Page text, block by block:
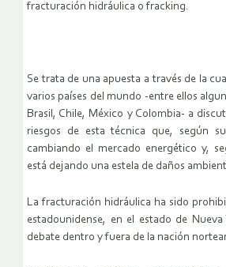
fracturación hidráulica o fracking.
Se trata de una apuesta a través de la
varios países del mundo -entre ellos
Brasil, Chile, México y Colombia- a
riesgos de esta técnica que, según
cambiando el mercado energético y,
está dejando una estela de daños
La fracturación hidráulica ha sido
estadounidense, en el estado de
debate dentro y fuera de la nación